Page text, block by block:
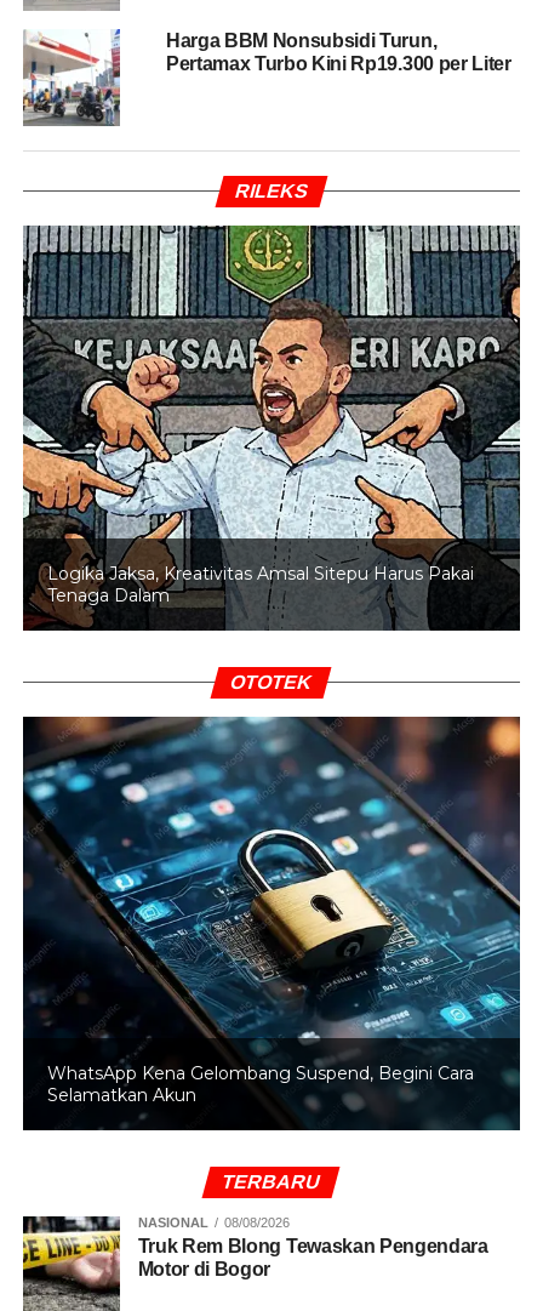
kami telah menyiapkan skema penguatan distribusi agar
pasokan tetap terjaga,” ujarnya.
Roberth mengatakan koordinasi terus dilakukan dengan
unit operasi di delapan regional untuk memastikan
pelayanan energi kepada masyarakat tetap optimal.
“Pertamina Patra Niaga akan terus menjalankan tugas
penyaluran energi dengan optimal serta memastikan
ketersediaan Pertalite bagi masyarakat tetap terjaga,”
katanya.(Purnomo)
RELATED TOPICS: PERTALITE PERTAMINA
SPBU
STOK BBM
STOK BBM INDONESIA
UP NEXT
Daftar Harga Sembako Terbaru yang Bikin Isi
Rekening Ludes dalam Sekejap
DON'T MISS
Harga Emas Antam Sentuh Rp2,711 Juta per
Gram
Harga BBM Nonsubsidi Turun,
Pertamax Turbo Kini Rp19.300 per Liter
RILEKS
Logika Jaksa, Kreativitas Amsal Sitepu Harus Pakai
Tenaga Dalam
OTOTEK
WhatsApp Kena Gelombang Suspend, Begini Cara
Selamatkan Akun
TERBARU
NASIONAL 08/08/2026
Truk Rem Blong Tewaskan Pengendara
Motor di Bogor